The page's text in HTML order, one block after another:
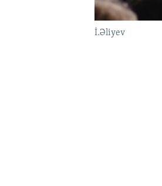
İ.Əliyev